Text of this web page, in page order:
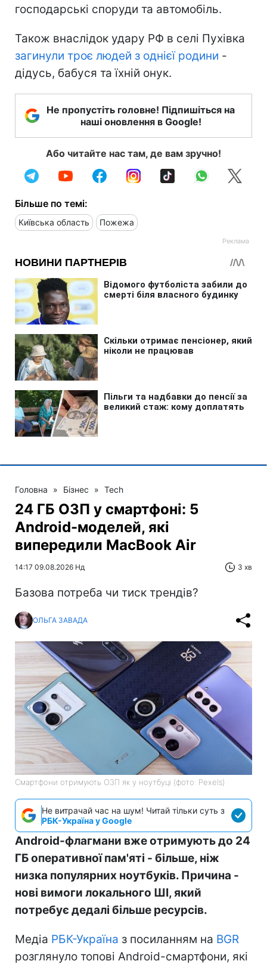
господарські споруди та автомобіль.
Також внаслідок удару РФ в селі Пухівка
загинули троє людей з однієї родини -
дідусь, бабуся та їхній онук.
Не пропустіть головне! Підпишіться на
наші оновлення в Google!
Або читайте нас там, де вам зручно!
Більше по темі:
Київська область Пожежа
Головна » Бізнес » Tech
24 ГБ ОЗП у смартфоні: 5
Android-моделей, які
випередили MacBook Air
14:17 09.08.2026 Нд 3 хв
Базова потреба чи тиск трендів?
ОЛЬГА ЗАВАДА
Смартфони отримують ОЗП як у ноутбуці (фото: Pexels)
Не витрачай час на шум! Читай тільки суть з
РБК-Україна у Google
Android-флагмани вже отримують до 24
ГБ оперативної пам'яті - більше, ніж
низка популярних ноутбуків. Причина -
нові вимоги локального ШІ, який
потребує дедалі більше ресурсів.
Медіа РБК-Україна з посиланням на BGR
розглянуло топові Android-смартфони, які